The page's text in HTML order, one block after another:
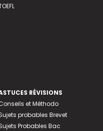
RÉVISIONS
et Méthodo
probables Brevet
Probables Bac